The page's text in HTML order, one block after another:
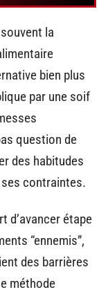
la
bien plus
par une soif
question de
des habitudes
contraintes.
d’avancer étape
“ennemis”,
des barrières
méthode